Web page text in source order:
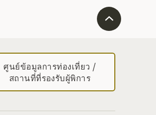
ศูนย์ข้อมูลการท่องเที่ยว /
สถานที่ที่รองรับผู้พิการ